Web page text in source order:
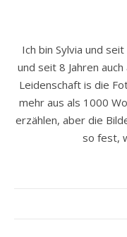
Ich bin Sylvia und
und seit 8 Jahren
Leidenschaft is die
mehr aus als 1000
erzählen, aber die
so fest,